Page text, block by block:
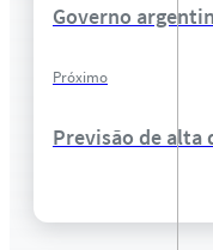
Governo
Próximo
Previsão de alta